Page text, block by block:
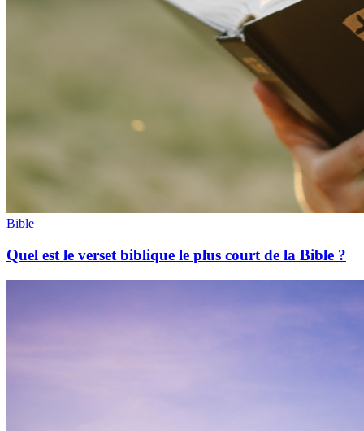
Bible
Quel est le verset biblique le plus court de la Bible ?